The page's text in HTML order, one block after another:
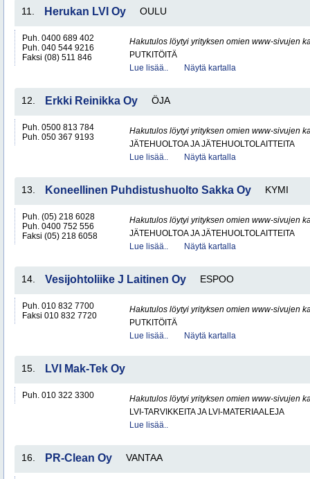
11. Herukan LVI Oy OULU
Puh. 0400 689 402
Puh. 040 544 9216
Faksi (08) 511 846
Hakutulos löytyi yrityksen omien www-sivujen
PUTKITÖITÄ
Lue lisää..
Näytä kartalla
12. Erkki Reinikka Oy ÖJA
Puh. 0500 813 784
Puh. 050 367 9193
Hakutulos löytyi yrityksen omien www-sivujen
JÄTEHUOLTOA JA JÄTEHUOLTOLAITTEITA
Lue lisää..
Näytä kartalla
13. Koneellinen Puhdistushuolto Sakka Oy KYMI
Puh. (05) 218 6028
Puh. 0400 752 556
Faksi (05) 218 6058
Hakutulos löytyi yrityksen omien www-sivujen
JÄTEHUOLTOA JA JÄTEHUOLTOLAITTEITA
Lue lisää..
Näytä kartalla
14. Vesijohtoliike J Laitinen Oy ESPOO
Puh. 010 832 7700
Faksi 010 832 7720
Hakutulos löytyi yrityksen omien www-sivujen
PUTKITÖITÄ
Lue lisää..
Näytä kartalla
15. LVI Mak-Tek Oy
Puh. 010 322 3300
Hakutulos löytyi yrityksen omien www-sivujen
LVI-TARVIKKEITA JA LVI-MATERIAALEJA
Lue lisää..
16. PR-Clean Oy VANTAA